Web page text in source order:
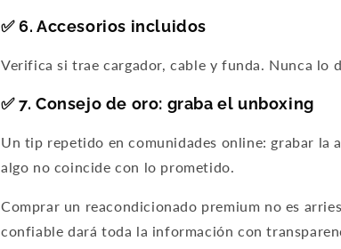
✅ 6. Accesorios incluidos
Verifica si trae cargador, cable y funda. Nunca lo
✅ 7. Consejo de oro: graba el unboxing
Un tip repetido en comunidades online: grabar la
algo no coincide con lo prometido.
Comprar un reacondicionado premium no es
confiable dará toda la información con